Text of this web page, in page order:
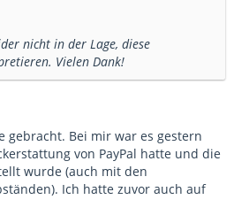
nicht in der Lage, diese
Vielen Dank!
gebracht. Bei mir war es gestern
von PayPal hatte und die
wurde (auch mit den
Ich hatte zuvor auch auf